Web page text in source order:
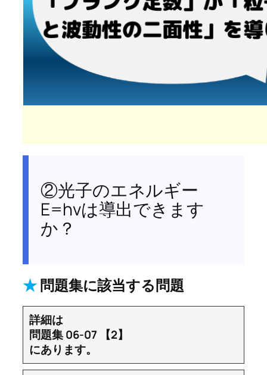
②光子のエネルギー
E=hνは導出できます
か？
★問題集に該当する問題
詳細は
問題集 06-07 【2】
にあります。